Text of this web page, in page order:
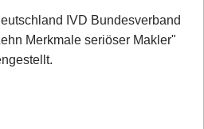
IVD Bundesverband
Merkmale seriöser Makler"